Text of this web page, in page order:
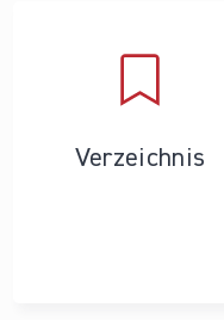
Verzeichnis